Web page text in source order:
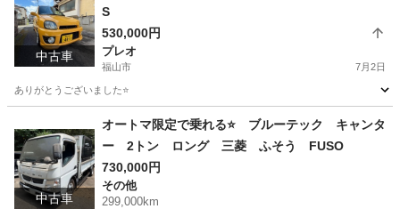
中古車
S
530,000円
プレオ
福山市 7月2日
ありがとうございました⭐️
プレオ スーパーチャージャー
中古車
オートマ限定で乗れる⭐️ ブルーテック キャンタ
ー 2トン ロング 三菱 ふそう FUSO
730,000円
その他
299,000km